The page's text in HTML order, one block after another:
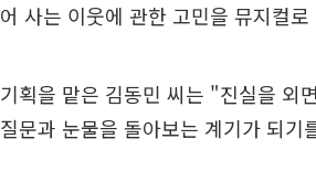
어 사는 이웃에 관한 고민을 뮤지컬
기획을 맡은 김동민 씨는 "진실을 외
질문과 눈물을 돌아보는 계기가 되기